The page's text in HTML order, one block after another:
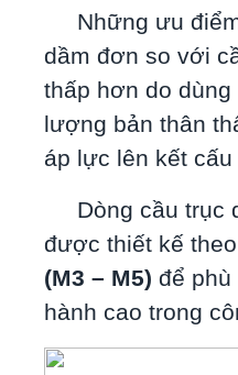
Những ưu điểm
dầm đơn so với
thấp hơn do
lượng bản thân
áp lực lên kết
Dòng cầu trục
được thiết kế
(M3 – M5) để
hành cao trong